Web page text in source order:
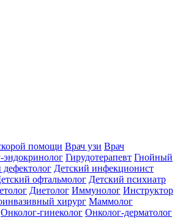
помощи Врач узи Врач
эндокринолог Гирудотерапевт Гнойный
дефектолог Детский инфекционист
офтальмолог Детский психиатр
Диетолог Иммунолог Инструктор
хирург Маммолог
Онколог-гинеколог Онколог-дерматолог